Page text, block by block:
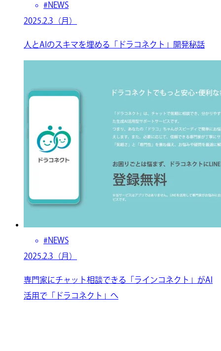
#NEWS
2025.2.3（月）
人とAIのスキマを埋める「ドラコネクト」開発秘話
#NEWS
2025.2.3（月）
専門家にチャット相談できる「ラインコネクト」がAI
活用で「ドラコネクト」へ